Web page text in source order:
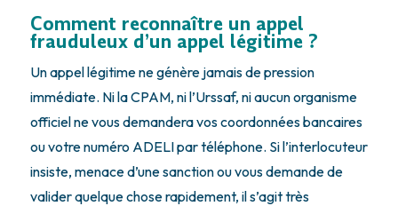
Comment reconnaître un appel
frauduleux d’un appel légitime ?
Un appel légitime ne génère jamais de pression
immédiate. Ni la CPAM, ni l’Urssaf, ni aucun organisme
officiel ne vous demandera vos coordonnées bancaires
ou votre numéro ADELI par téléphone. Si l’interlocuteur
insiste, menace d’une sanction ou vous demande de
valider quelque chose rapidement, il s’agit très